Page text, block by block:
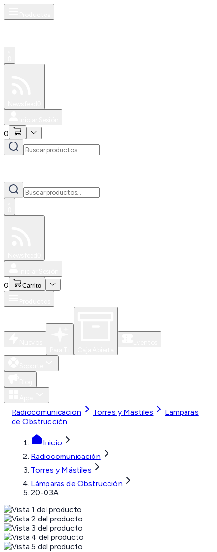
0
0 Carrito
Radiocomunicación Torres y Mástiles
Lámparas
de Obstrucción
Inicio
Radiocomunicación
Torres y Mástiles
Lámparas de Obstrucción
20-03A